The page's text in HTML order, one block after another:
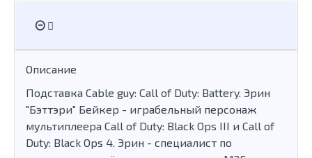
Описание
Подставка Cable guy: Call of Duty: Battery. Эрин
"Бэттэри" Бейкер - играбельный персонаж
мультиплеера Call of Duty: Black Ops III и Call of
Duty: Black Ops 4. Эрин - специалист по